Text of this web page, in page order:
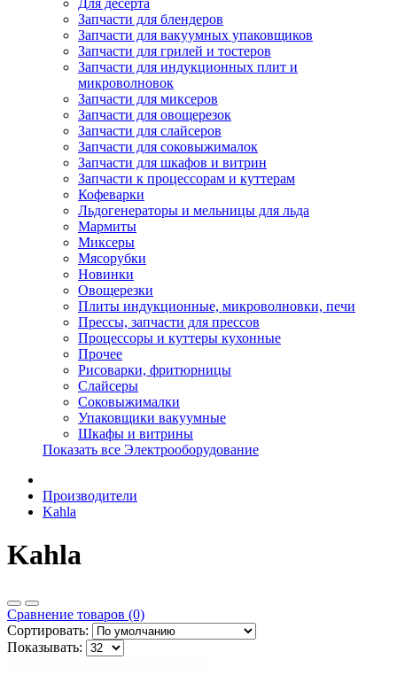
Для десерта
Запчасти для блендеров
Запчасти для вакуумных упаковщиков
Запчасти для грилей и тостеров
Запчасти для индукционных плит и
микроволновок
Запчасти для миксеров
Запчасти для овощерезок
Запчасти для слайсеров
Запчасти для соковыжималок
Запчасти для шкафов и витрин
Запчасти к процессорам и куттерам
Кофеварки
Льдогенераторы и мельницы для льда
Мармиты
Миксеры
Мясорубки
Новинки
Овощерезки
Плиты индукционные, микроволновки, печи
Прессы, запчасти для прессов
Процессоры и куттеры кухонные
Прочее
Рисоварки, фритюрницы
Слайсеры
Соковыжималки
Упаковщики вакуумные
Шкафы и витрины
Показать все Электрооборудование
Производители
Kahla
Kahla
Сравнение товаров (0)
Сортировать:
Показывать: